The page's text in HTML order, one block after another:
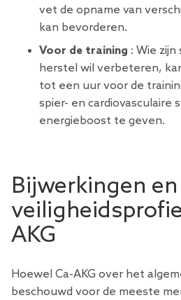
vet de opname van
kan bevorderen.
Voor de training : Wie
herstel wil verbeteren,
tot een uur voor de
spier- en cardiovasculaire
energieboost te geven.
Bijwerkingen en
AKG
Hoewel Ca-AKG over het
beschouwd voor de meeste